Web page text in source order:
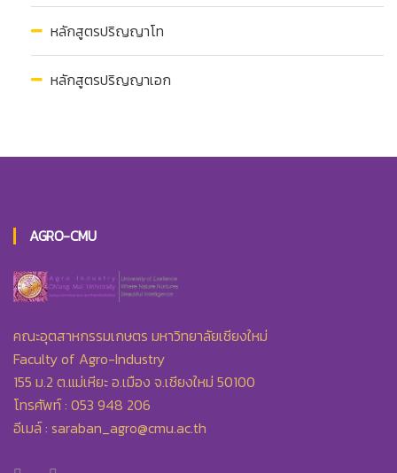
หลักสูตรปริญญาโท
หลักสูตรปริญญาเอก
AGRO-CMU
คณะอุตสาหกรรมเกษตร มหาวิทยาลัยเชียงใหม่
Faculty of Agro-Industry
155 ม.2 ต.แม่เหียะ อ.เมือง จ.เชียงใหม่ 50100
โทรศัพท์ : 053 948 206
อีเมล์ : saraban_agro@cmu.ac.th